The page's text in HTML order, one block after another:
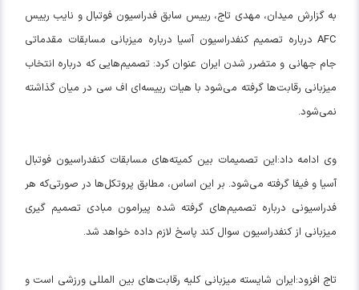
به گزارش میدان، مهدی تاج، رییس سابق فدراسیون فوتبال و نایب رییس
AFC درباره تصمیم کنفدراسیون آسیا درباره میزبانی مسابقات مقدماتی
جام جهانی و متضرر شدن ایران عنوان کرد: تصمیم‌هایی که درباره انتخاب
میزبانی رقابت‌ها گرفته می‌شود با هیات رییسه‌ای اف سی در میان گذاشته
نمی‌شود.
وی ادامه داد:این تصمیمات بین کمیته‌های مسابقات کنفدراسیون فوتبال
آسیا و فیفا گرفته می‌شود. بر این اساس، مطابق پروتکل‌ها در صورتی‌که هر
فدراسیونی درباره تصمیم‌های گرفته شده پیرامون مبادی تصمیم گیری
میزبانی از کنفدراسیون سوال کند پاسخ لازم داده خواهد شد.
تاج افزود:ایران شایسته میزبانی کلیه رقابت‌های بین المللی ورزشی است و